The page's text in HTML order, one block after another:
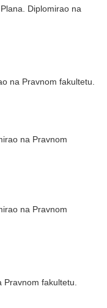
Diplomirao na
na Pravnom fakultetu.
na Pravnom
na Pravnom
fakultetu.